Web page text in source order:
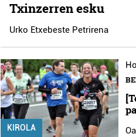
Txinzerren esku
Urko Etxebeste Petrirena
KIROLA